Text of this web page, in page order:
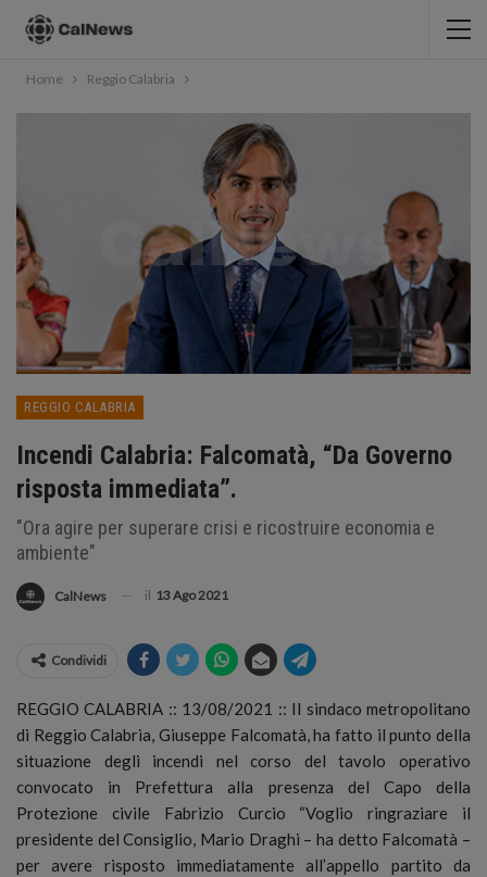
Home Reggio Calabria
REGGIO CALABRIA
Incendi Calabria: Falcomatà, “Da Governo
risposta immediata”.
"Ora agire per superare crisi e ricostruire economia e
ambiente"
CalNews il 13 Ago 2021
Condividi
REGGIO CALABRIA :: 13/08/2021 :: Il sindaco metropolitano
di Reggio Calabria, Giuseppe Falcomatà, ha fatto il punto della
situazione degli incendi nel corso del tavolo operativo
convocato in Prefettura alla presenza del Capo della
Protezione civile Fabrizio Curcio “Voglio ringraziare il
presidente del Consiglio, Mario Draghi – ha detto Falcomatà –
per avere risposto immediatamente all’appello partito da